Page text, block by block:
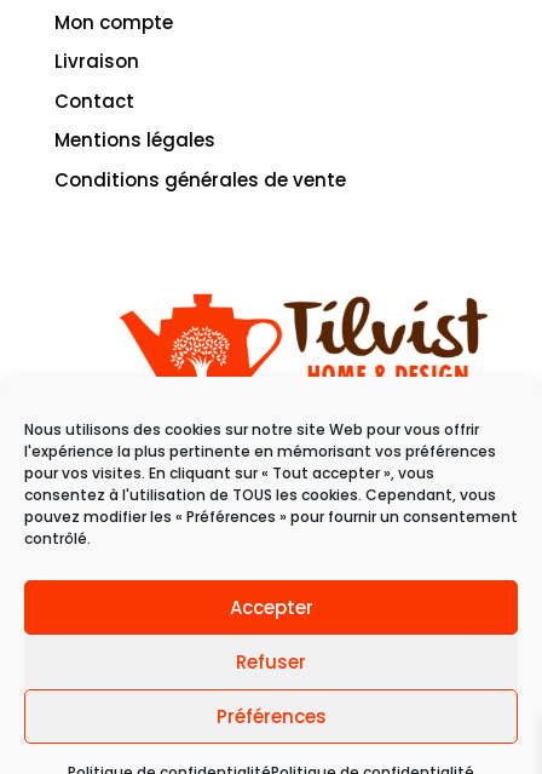
Nous utilisons des cookies sur notre site Web pour vous offrir
l'expérience la plus pertinente en mémorisant vos préférences
pour vos visites. En cliquant sur « Tout accepter », vous
consentez à l'utilisation de TOUS les cookies. Cependant, vous
pouvez modifier les « Préférences » pour fournir un consentement
contrôlé.
Accepter
Refuser
Préférences
Mon compte
Livraison
Contact
Mentions légales
Conditions générales de vente
11 rue du raisin
68100 Mulhouse
Du mardi au samedi
© 2024 Tilvist | Politique de confidentialité |